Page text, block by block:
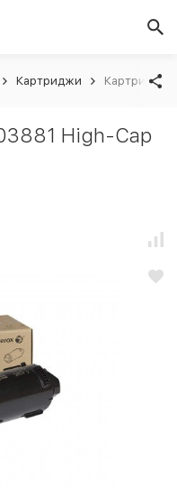
Картриджи Картридж
High-Cap